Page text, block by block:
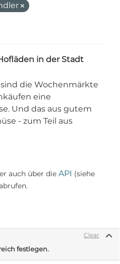
Clear
festlegen.
in der Stadt
die Wochenmärkte
eine
Und das aus gutem
- zum Teil aus
auch über die API (siehe